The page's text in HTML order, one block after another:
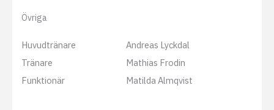
Övriga
Huvudtränare
Andreas Lyckdal
Tränare
Mathias Frodin
Funktionär
Matilda Almqvist